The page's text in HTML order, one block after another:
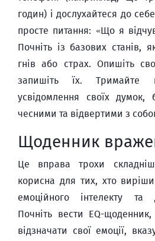
годин) і дослухайтеся до
просте питання: «Що я
Почніть із базових станів,
гнів або страх. Опишіть
запишіть їх. Тримайте
усвідомлення своїх думок,
чесними та відвертими з
Щоденник
Це вправа трохи
корисна для тих, хто
емоційного інтелекту та
Почніть вести EQ-
відзначати свої емоції,